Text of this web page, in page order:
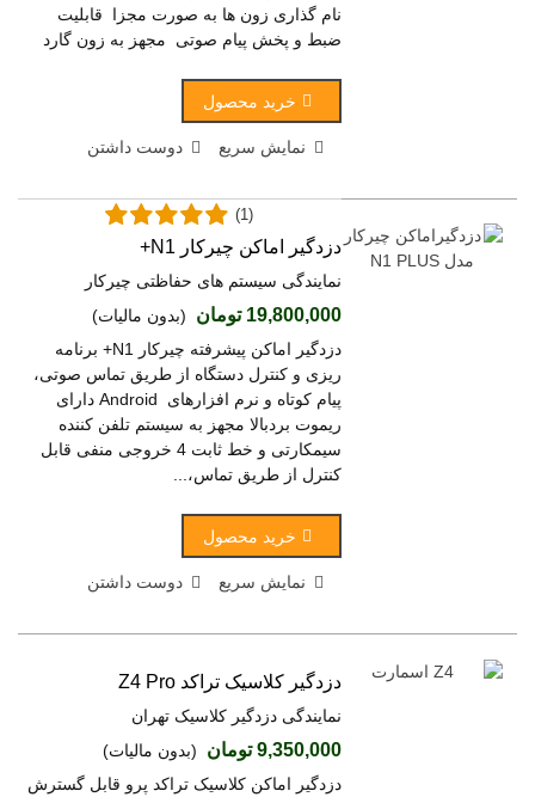
نام گذاری زون ها به صورت مجزا قابلیت
ضبط و پخش پیام صوتی مجهز به زون گارد
خرید محصول
نمایش سریع دوست داشتن
دزدگیر اماکن چیرکار N1+
نمایندگی سیستم های حفاظتی چیرکار
19,800,000 تومان (بدون مالیات)
(1)
دزدگیر اماکن پیشرفته چیرکار N1+ برنامه
ریزی و کنترل دستگاه از طریق تماس صوتی،
پیام کوتاه و نرم افزارهای Android دارای
ریموت بردبالا مجهز به سیستم تلفن کننده
سیمکارتی و خط ثابت 4 خروجی منفی قابل
کنترل از طریق تماس،...
خرید محصول
نمایش سریع دوست داشتن
دزدگیر کلاسیک تراکد Z4 Pro
نمایندگی دزدگیر کلاسیک تهران
9,350,000 تومان
(بدون مالیات)
دزدگیر اماکن کلاسیک تراکد پرو قابل گسترش